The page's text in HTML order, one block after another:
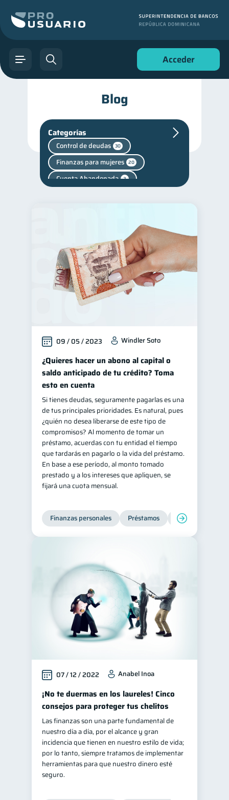
Acceder
Blog
Categorías
Control de deudas 30
Finanzas para mujeres 20
Cuenta Abandonada 2
Manejo de deudas 31
Educación financiera 31
Finanzas para jóvenes 30
Finanzas familiares 25
Inclusión financiera
Bienestar financiero
Seguridad financiera 13
Salud financiera 12
Productos financieros 11
Organización Financiera
Deudas 10
Entidad financiera 8
Préstamos 8 Ahorro 8
Consejos 6
Tarjeta de crédito 6
Historial crediticio 6
Servicios
Derechos & Deberes
Vacaciones 2
Criptomonedas
Inversiones 2
Finanzas Personales 1
Finanzas en Pareja 1
Fraudes
inversiones 1 ahorro 1
Retiro 1 Doble sueldo 1
Gasto responsable 1
información financiera 1
09 / 05 / 2023 Windler Soto
¿Quieres hacer un abono al capital o
saldo anticipado de tu crédito? Toma
esto en cuenta
Si tienes deudas, seguramente pagarlas es una
de tus principales prioridades. Es natural, pues
¿quién no desea liberarse de este tipo de
compromisos? Al momento de tomar un
préstamo, acuerdas con tu entidad el tiempo
que tardarás en pagarlo o la vida del préstamo.
En base a ese período, al monto tomado
prestado y a los intereses que apliquen, se
fijará una cuota mensual.
Finanzas personales Préstamos Productos
07 / 12 / 2022 Anabel Inoa
¡No te duermas en los laureles! Cinco
consejos para proteger tus chelitos
Las finanzas son una parte fundamental de
nuestro día a día, por el alcance y gran
incidencia que tienen en nuestro estilo de vida;
por lo tanto, siempre tratamos de implementar
herramientas para que nuestro dinero esté
seguro.